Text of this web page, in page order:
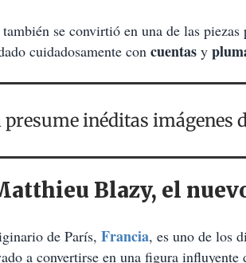
se convirtió en una de las
cuidadosamente con cuentas y
presume inéditas imágenes
Blazy, el
de París, Francia, es uno de los
a convertirse en una figura